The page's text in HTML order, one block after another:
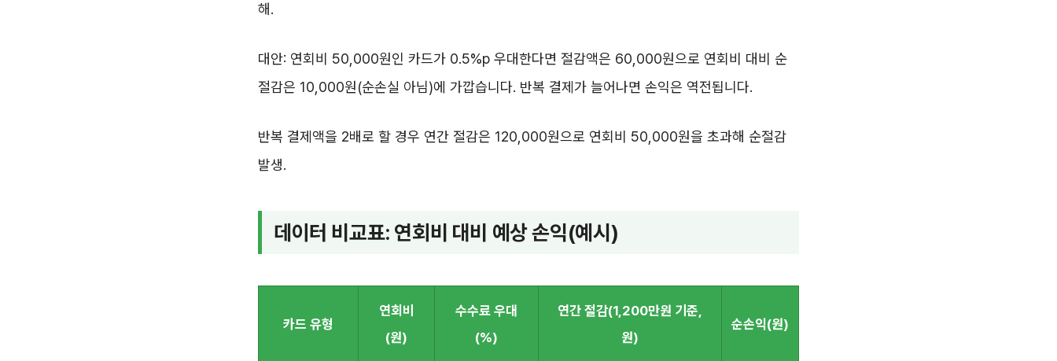
해.
대안: 연회비 50,000원인 카드가 0.5%p 우대한다면 절감액은 60,000원으로 연회비 대비 순
절감은 10,000원(순손실 아님)에 가깝습니다. 반복 결제가 늘어나면 손익은 역전됩니다.
반복 결제액을 2배로 할 경우 연간 절감은 120,000원으로 연회비 50,000원을 초과해 순절감
발생.
데이터 비교표: 연회비 대비 예상 손익(예시)
카드 유형
연회비
(원)
수수료 우대
(%)
연간 절감(1,200만원 기준,
원)
순손익(원)